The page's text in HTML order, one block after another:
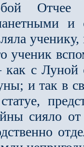
Отчее
и
ученик
с Луной
и так в
сияло